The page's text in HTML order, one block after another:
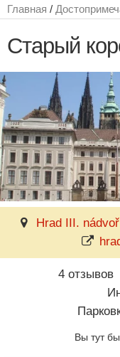
Главная /
Старый
Hrad III.
4 отзывов
Вы тут